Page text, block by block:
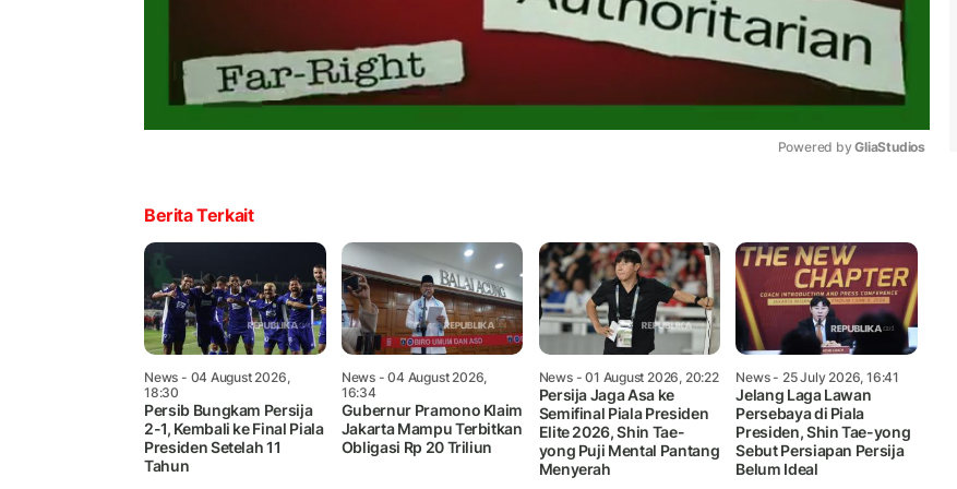
Powered by GliaStudios
Berita Terkait
News - 04 August 2026,
18:30
Persib Bungkam Persija
2-1, Kembali ke Final Piala
Presiden Setelah 11
Tahun
News- 04 August 2026,
16:34
Gubernur Pramono Klaim
Jakarta Mampu Terbitkan
Obligasi Rp 20 Triliun
News- 01 August 2026, 20:22
Persija Jaga Asa ke
Semifinal Piala Presiden
Elite 2026, Shin Tae-
yong Puji Mental Pantang
Menyerah
News- 25 July 2026, 16:41
Jelang Laga Lawan
Persebaya di Piala
Presiden, Shin Tae-yong
Sebut Persiapan Persija
Belum Ideal